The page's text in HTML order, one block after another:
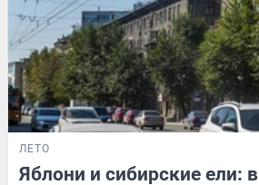
ЛЕТО
Яблони и сибирские ели: в